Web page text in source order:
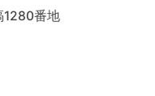
1280番地